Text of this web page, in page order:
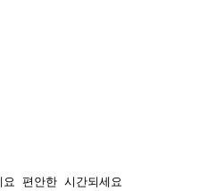
편안한 시간되세요